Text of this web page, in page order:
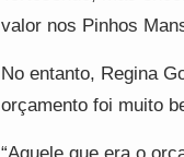
valor nos Pinhos
No entanto, Regina
orçamento foi muito